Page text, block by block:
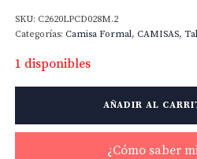
SKU: C2620LPCD028M.2
Categorías: Camisa Formal, CAMISAS,
1 disponibles
Supima
AÑADIR AL
¿Cómo saber